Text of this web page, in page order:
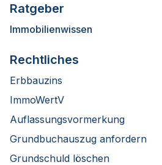
Ratgeber
Immobilienwissen
Rechtliches
Erbbauzins
ImmoWertV
Auflassungsvormerkung
Grundbuchauszug anfordern
Grundschuld löschen